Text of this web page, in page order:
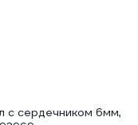
с сердечником 6мм,